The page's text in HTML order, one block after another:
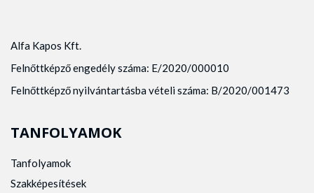
Alfa Kapos Kft.
Felnőttképző engedély száma: E/2020/000010
Felnőttképző nyilvántartásba vételi száma: B/2020/001473
TANFOLYAMOK
Tanfolyamok
Szakképesítések